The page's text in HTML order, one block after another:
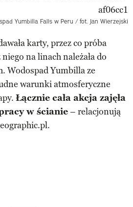
Yumbilla Falls w Peru / fot. Jan Wierzejski
karty, przez co próba
na linach należała do
Wodospad Yumbilla ze
warunki atmosferyczne
Łącznie cała akcja zajęła
w ścianie– relacjonują